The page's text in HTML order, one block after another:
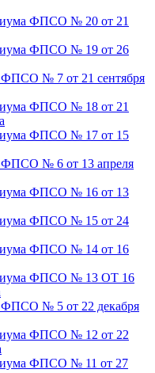
ФПСО № 20 от 21
ФПСО № 19 от 26
ФПСО № 7 от 21 сентября
ФПСО № 18 от 21
ФПСО № 17 от 15
ФПСО № 6 от 13 апреля
ФПСО № 16 от 13
ФПСО № 15 от 24
ФПСО № 14 от 16
ФПСО № 13 ОТ 16
ФПСО № 5 от 22 декабря
ФПСО № 12 от 22
ФПСО № 11 от 27